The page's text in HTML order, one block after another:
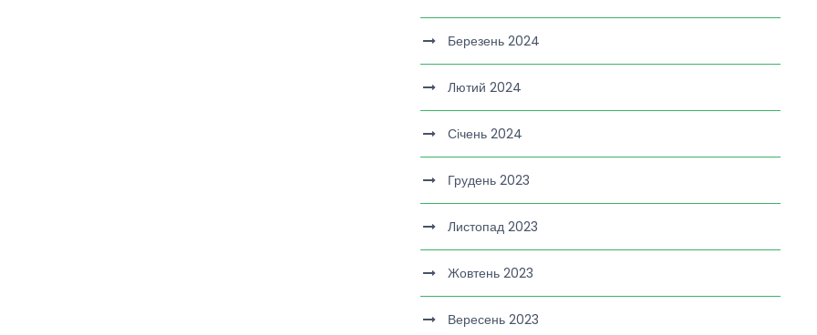
Березень 2024
Лютий 2024
Січень 2024
Грудень 2023
Листопад 2023
Жовтень 2023
Вересень 2023